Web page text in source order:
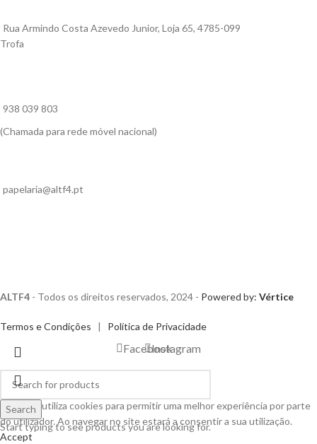
Rua Armindo Costa Azevedo Junior, Loja 65, 4785-099
Trofa
938 039 803
(Chamada para rede móvel nacional)
papelaria@altf4.pt
ALTF4 - Todos os direitos reservados, 2024 - Powered by: Vértice
Termos e Condições | Política de Privacidade
Search
Start typing to see products you are looking for.
FacebookInstagram
Este site utiliza cookies para permitir uma melhor experiência por parte
do utilizador. Ao navegar no site estará a consentir a sua utilização.
Accept